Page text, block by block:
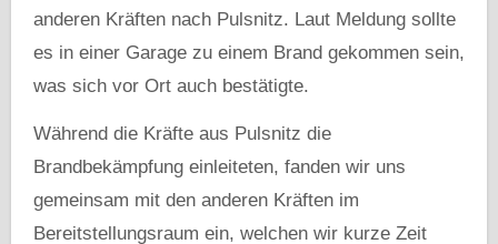
anderen Kräften nach Pulsnitz. Laut Meldung sollte
es in einer Garage zu einem Brand gekommen sein,
was sich vor Ort auch bestätigte.
Während die Kräfte aus Pulsnitz die
Brandbekämpfung einleiteten, fanden wir uns
gemeinsam mit den anderen Kräften im
Bereitstellungsraum ein, welchen wir kurze Zeit